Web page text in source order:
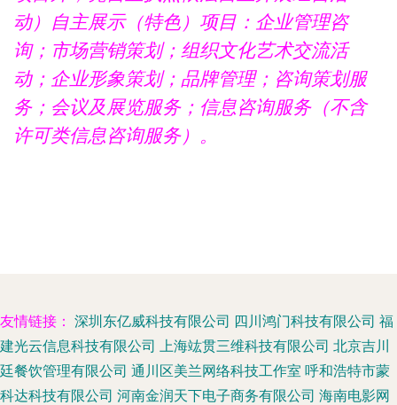
动）自主展示（特色）项目：企业管理咨
询；市场营销策划；组织文化艺术交流活
动；企业形象策划；品牌管理；咨询策划服
务；会议及展览服务；信息咨询服务（不含
许可类信息咨询服务）。
友情链接： 深圳东亿威科技有限公司 四川鸿门科技有限公司 福
建光云信息科技有限公司 上海竑贯三维科技有限公司 北京吉川
廷餐饮管理有限公司 通川区美兰网络科技工作室 呼和浩特市蒙
科达科技有限公司 河南金润天下电子商务有限公司 海南电影网